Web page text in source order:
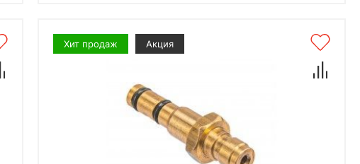
Хит продаж Акция